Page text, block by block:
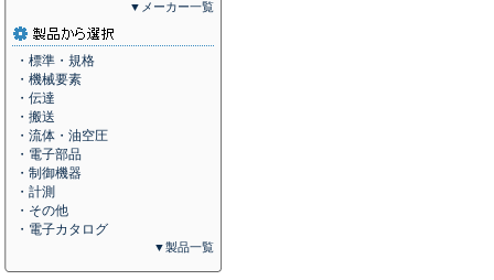
▼メーカー一覧
・標準・規格
・機械要素
・伝達
・搬送
・流体・油空圧
・電子部品
・制御機器
・計測
・その他
・電子カタログ
▼製品一覧